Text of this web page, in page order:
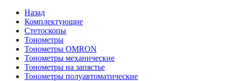
Назад
Комплектующие
Стетоскопы
Тонометры
Тонометры OMRON
Тонометры механические
Тонометры на запястье
Тонометры полуавтоматические